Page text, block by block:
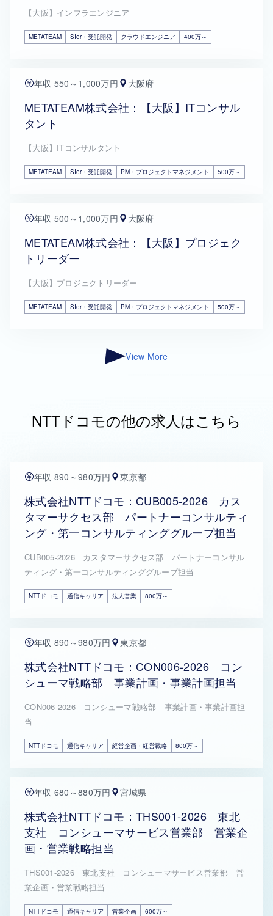
【大阪】インフラエンジニア
METATEAM SIer・受託開発 クラウドエンジニア 400万～
年収 550～1,000万円 大阪府
METATEAM株式会社：【大阪】ITコンサル
タント
【大阪】ITコンサルタント
METATEAM SIer・受託開発 PM・プロジェクトマネジメント 500万～
年収 500～1,000万円 大阪府
METATEAM株式会社：【大阪】プロジェク
トリーダー
【大阪】プロジェクトリーダー
METATEAM SIer・受託開発 PM・プロジェクトマネジメント 500万～
View More
NTTドコモの他の求人はこちら
年収 890～980万円 東京都
株式会社NTTドコモ：CUB005-2026 カス
タマーサクセス部 パートナーコンサルティ
ング・第一コンサルティンググループ担当
CUB005-2026 カスタマーサクセス部 パートナーコンサル
ティング・第一コンサルティンググループ担当
NTTドコモ 通信キャリア 法人営業 800万～
年収 890～980万円 東京都
株式会社NTTドコモ：CON006-2026 コン
シューマ戦略部 事業計画・事業計画担当
CON006-2026 コンシューマ戦略部 事業計画・事業計画担
当
NTTドコモ 通信キャリア 経営企画・経営戦略 800万～
年収 680～880万円 宮城県
株式会社NTTドコモ：THS001-2026 東北
支社 コンシューマサービス営業部 営業企
画・営業戦略担当
THS001-2026 東北支社 コンシューマサービス営業部 営
業企画・営業戦略担当
NTTドコモ 通信キャリア 営業企画 600万～